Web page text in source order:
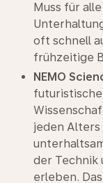
Muss für
oft schnell
frühzeitige
NEMO
jeden Alters
der Technik
erleben.